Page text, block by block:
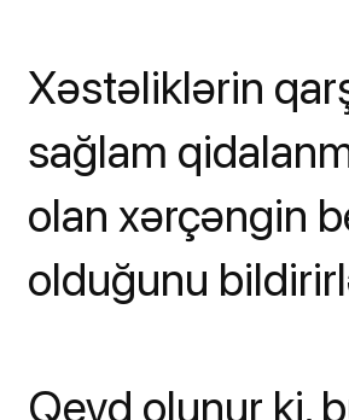
Xəstəliklərin
sağlam
olan xərçəngin
olduğunu
Qeyd olunur ki,